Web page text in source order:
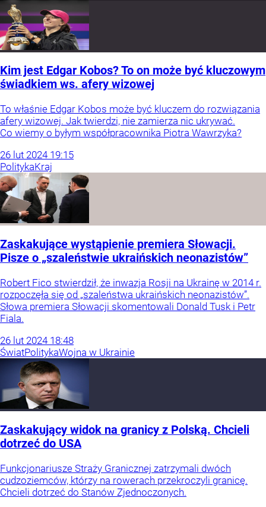
Kim jest Edgar Kobos? To on może być kluczowym
świadkiem ws. afery wizowej
To właśnie Edgar Kobos może być kluczem do rozwiązania
afery wizowej. Jak twierdzi, nie zamierza nic ukrywać.
Co wiemy o byłym współpracownika Piotra Wawrzyka?
26 lut 2024 19:15
PolitykaKraj
Zaskakujące wystąpienie premiera Słowacji.
Pisze o „szaleństwie ukraińskich neonazistów”
Robert Fico stwierdził, że inwazja Rosji na Ukrainę w 2014 r.
rozpoczęła się od „szaleństwa ukraińskich neonazistów”.
Słowa premiera Słowacji skomentowali Donald Tusk i Petr
Fiala.
26 lut 2024 18:48
ŚwiatPolitykaWojna w Ukrainie
Zaskakujący widok na granicy z Polską. Chcieli
dotrzeć do USA
Funkcjonariusze Straży Granicznej zatrzymali dwóch
cudzoziemców, którzy na rowerach przekroczyli granicę.
Chcieli dotrzeć do Stanów Zjednoczonych.